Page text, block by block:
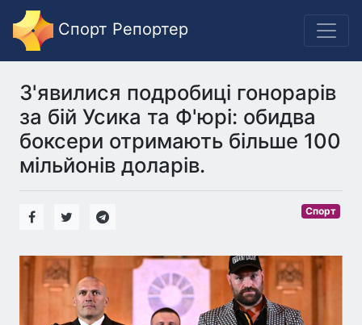
Спорт Репортер
З'явилися подробиці гонорарів
за бій Усика та Ф'юрі: обидва
боксери отримають більше 100
мільйонів доларів.
Спорт